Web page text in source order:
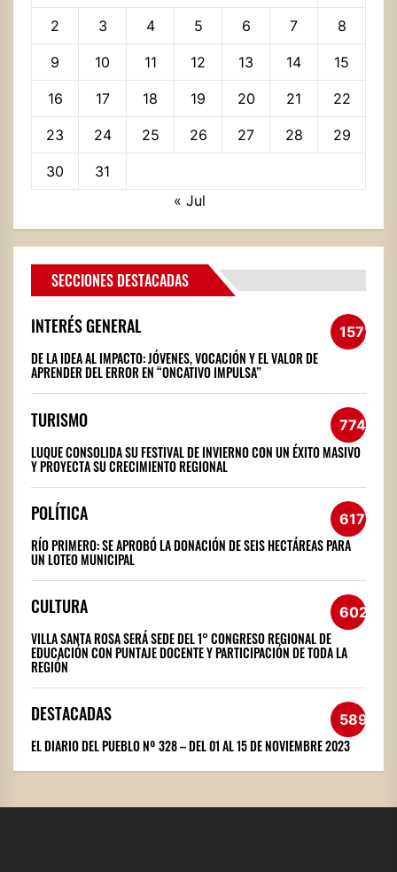
2 3 4 5 6 7 8
9 10 11 12 13 14 15
16 17 18 19 20 21 22
23 24 25 26 27 28 29
30
31
« Jul
SECCIONES DESTACADAS
INTERÉS GENERAL 1572
DE LA IDEA AL IMPACTO: JÓVENES, VOCACIÓN Y EL VALOR DE
APRENDER DEL ERROR EN “ONCATIVO IMPULSA”
TURISMO 774
LUQUE CONSOLIDA SU FESTIVAL DE INVIERNO CON UN ÉXITO MASIVO
Y PROYECTA SU CRECIMIENTO REGIONAL
POLÍTICA 617
RÍO PRIMERO: SE APROBÓ LA DONACIÓN DE SEIS HECTÁREAS PARA
UN LOTEO MUNICIPAL
CULTURA 602
VILLA SANTA ROSA SERÁ SEDE DEL 1° CONGRESO REGIONAL DE
EDUCACIÓN CON PUNTAJE DOCENTE Y PARTICIPACIÓN DE TODA LA
REGIÓN
DESTACADAS 589
EL DIARIO DEL PUEBLO Nº 328 – DEL 01 AL 15 DE NOVIEMBRE 2023